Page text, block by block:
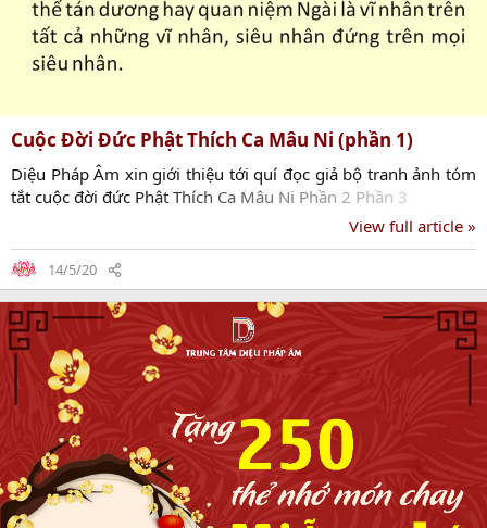
Cuộc Đời Đức Phật Thích Ca Mâu Ni (phần 1)
Diệu Pháp Âm xin giới thiệu tới quí đọc giả bộ tranh ảnh tóm
tắt cuộc đời đức Phật Thích Ca Mâu Ni Phần 2 Phần 3
View full article »
14/5/20